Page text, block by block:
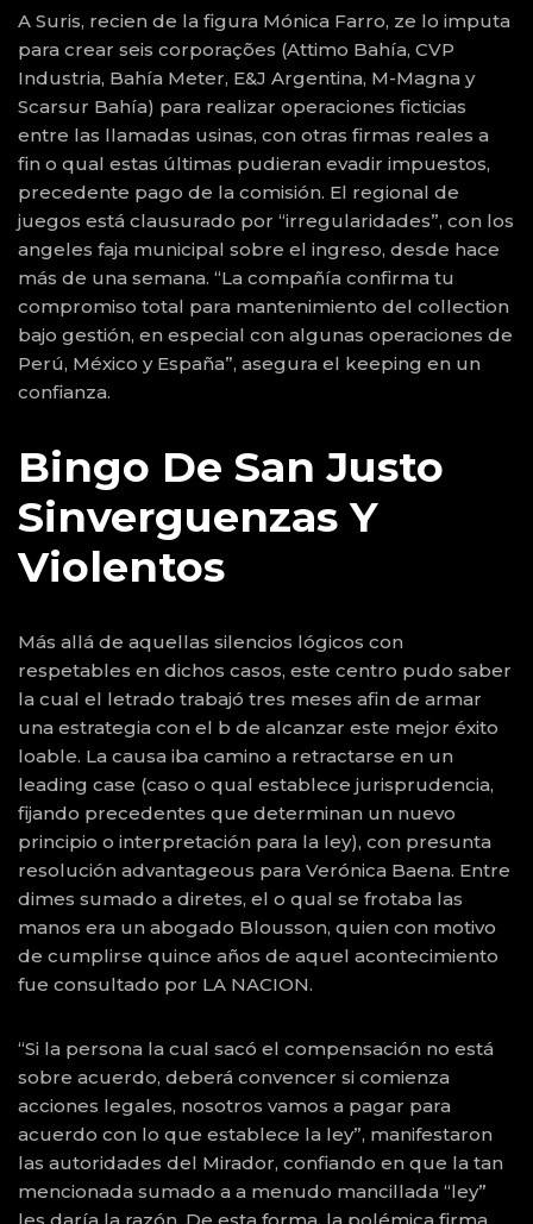
A Suris, recien de la figura Mónica Farro, ze lo imputa
para crear seis corporações (Attimo Bahía, CVP
Industria, Bahía Meter, E&J Argentina, M-Magna y
Scarsur Bahía) para realizar operaciones ficticias
entre las llamadas usinas, con otras firmas reales a
fin o qual estas últimas pudieran evadir impuestos,
precedente pago de la comisión. El regional de
juegos está clausurado por “irregularidades”, con los
angeles faja municipal sobre el ingreso, desde hace
más de una semana. “La compañía confirma tu
compromiso total para mantenimiento del collection
bajo gestión, en especial con algunas operaciones de
Perú, México y España”, asegura el keeping en un
confianza.
Bingo De San Justo
Sinverguenzas Y
Violentos
Más allá de aquellas silencios lógicos con
respetables en dichos casos, este centro pudo saber
la cual el letrado trabajó tres meses afin de armar
una estrategia con el b de alcanzar este mejor éxito
loable. La causa iba camino a retractarse en un
leading case (caso o qual establece jurisprudencia,
fijando precedentes que determinan un nuevo
principio o interpretación para la ley), con presunta
resolución advantageous para Verónica Baena. Entre
dimes sumado a diretes, el o qual se frotaba las
manos era un abogado Blousson, quien con motivo
de cumplirse quince años de aquel acontecimiento
fue consultado por LA NACION.
“Si la persona la cual sacó el compensación no está
sobre acuerdo, deberá convencer si comienza
acciones legales, nosotros vamos a pagar para
acuerdo con lo que establece la ley”, manifestaron
las autoridades del Mirador, confiando en que la tan
mencionada sumado a a menudo mancillada “ley”